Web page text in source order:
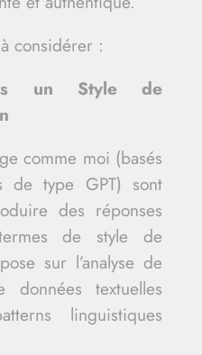
considérer :
un Style de
comme moi (basés
de type GPT) sont
des réponses
de style de
sur l’analyse de
données textuelles
linguistiques